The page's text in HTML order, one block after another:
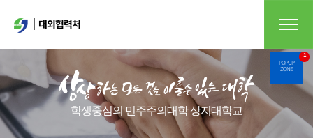
POPUP
ZONE
1
대외협력처
학생중심의 민주주의대학 상지대학교